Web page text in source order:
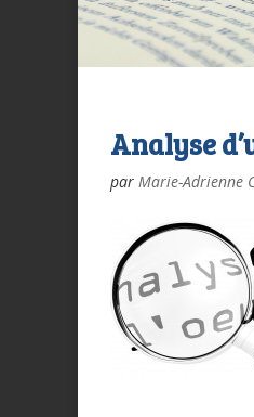
Analyse
par Marie-Adrienne